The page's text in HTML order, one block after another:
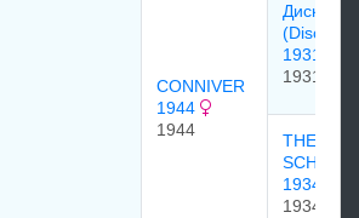
CONNIVER
1944
1944
1931
1931
THE
1934
1934